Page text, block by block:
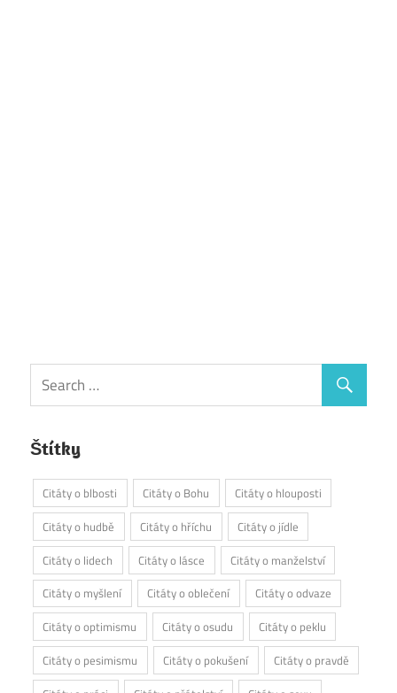
Štítky
Citáty o blbosti Citáty o Bohu
Citáty o hlouposti
Citáty o hudbě
Citáty o hříchu
Citáty o jídle
Citáty o lidech
Citáty o lásce
Citáty o manželství
Citáty o myšlení
Citáty o oblečení
Citáty o odvaze
Citáty o optimismu
Citáty o osudu
Citáty o peklu
Citáty o pesimismu
Citáty o pokušení
Citáty o pravdě